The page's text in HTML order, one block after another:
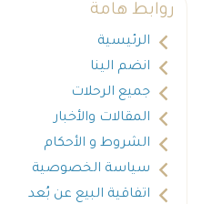
روابط هامة
الرئيسية
انضم الينا
جميع الرحلات
المقالات والأخبار
الشروط و الأحكام
سياسة الخصوصية
اتفاقية البيع عن بُعد